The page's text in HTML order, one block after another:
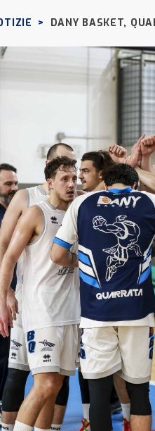
> DANY BASKET,